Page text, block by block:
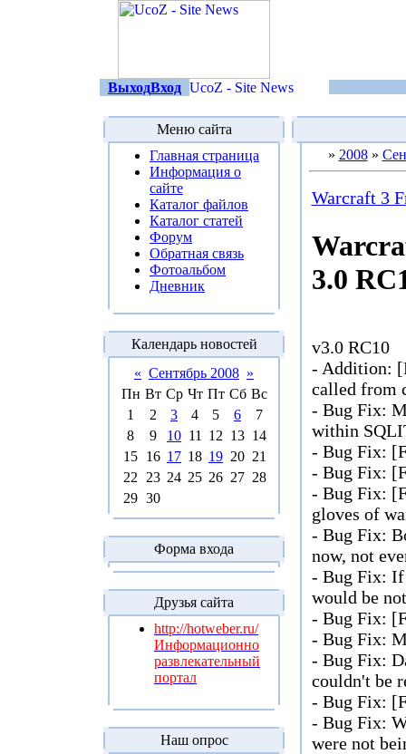
ВыходВход
Меню сайта
Главная страница
Информация о
сайте
Каталог файлов
Каталог статей
Форум
Обратная связь
Фотоальбом
Дневник
Календарь новостей
« Сентябрь 2008 »
Пн Вт Ср Чт Пт Сб Вс
1
2 3 4 5 6
7
8
9 10 11 12 13 14
15 16 17 18 19 20 21
22
23 24 25 26 27 28
29 30
Форма входа
Друзья сайта
http://hotweber.ru/
Информационно
развлекательный
портал
Наш опрос
» 2008 »
Warcraft 3
3.0
v3.0 RC10
- Addition:
called from
- Bug Fix:
within
- Bug Fix:
- Bug Fix:
- Bug Fix:
gloves of
- Bug Fix:
now, not
- Bug Fix: If
would be
- Bug Fix:
- Bug Fix:
- Bug Fix:
couldn't be
- Bug Fix:
- Bug Fix:
were not